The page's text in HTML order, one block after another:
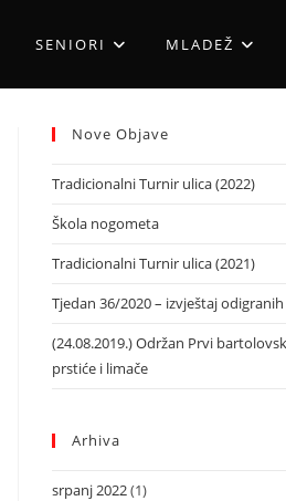
SENIORI MLADEŽ
Nove Objave
Tradicionalni Turnir ulica (2022)
Škola nogometa
Tradicionalni Turnir ulica (2021)
Tjedan 36/2020 – izvještaj
(24.08.2019.) Održan Prvi
prstiće i limače
Arhiva
srpanj 2022(1)